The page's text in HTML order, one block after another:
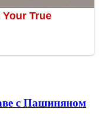
с Пашиняном